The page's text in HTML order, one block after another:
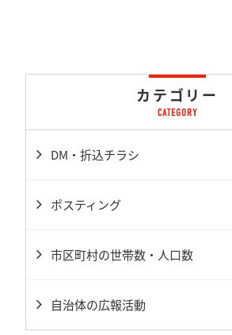
カテゴリー
DM・折込チラシ
ポスティング
市区町村の世帯数・人口数
自治体の広報活動